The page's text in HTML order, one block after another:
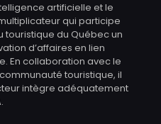
artificielle et le
qui participe
touristique du Québec un
d’affaires en lien
En collaboration avec le
touristique, il
intègre adéquatement